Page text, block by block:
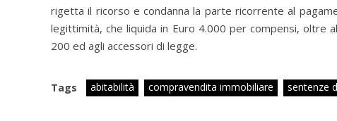
rigetta il ricorso e condanna la parte ricorrente al
legittimità, che liquida in Euro 4.000 per compensi, oltre
200 ed agli accessori di legge.
Tags abitabilità compravendita immobiliare sentenze